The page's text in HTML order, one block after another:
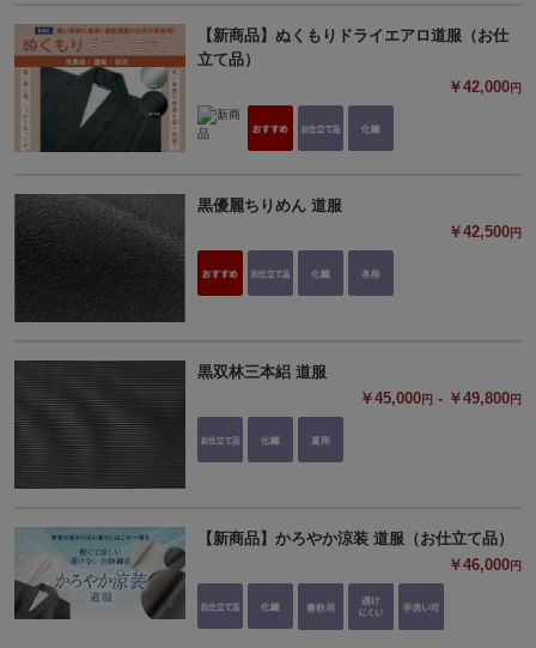
【新商品】ぬくもりドライエアロ道服（お仕
立て品）
￥42,000円
黒優麗ちりめん 道服
￥42,500円
黒双林三本絽 道服
￥45,000円 - ￥49,800円
【新商品】かろやか涼装 道服（お仕立て品）
￥46,000円